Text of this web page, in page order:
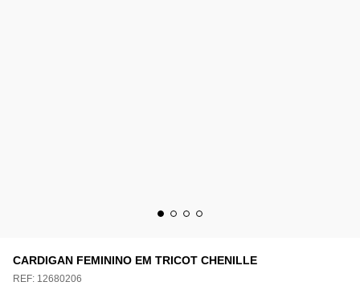
CARDIGAN FEMININO EM TRICOT CHENILLE
REF: 12680206